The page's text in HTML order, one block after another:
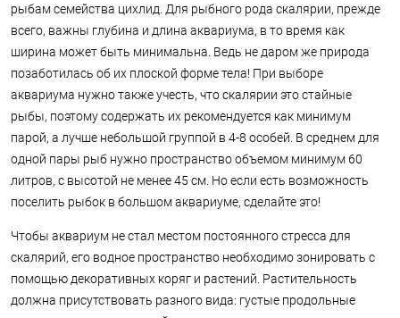
рыбам семейства цихлид. Для рыбного рода скалярии, прежде
всего, важны глубина и длина аквариума, в то время как
ширина может быть минимальна. Ведь не даром же природа
позаботилась об их плоской форме тела! При выборе
аквариума нужно также учесть, что скалярии это стайные
рыбы, поэтому содержать их рекомендуется как минимум
парой, а лучше небольшой группой в 4-8 особей. В среднем для
одной пары рыб нужно пространство объемом минимум 60
литров, с высотой не менее 45 см. Но если есть возможность
поселить рыбок в большом аквариуме, сделайте это!
Чтобы аквариум не стал местом постоянного стресса для
скалярий, его водное пространство необходимо зонировать с
помощью декоративных коряг и растений. Растительность
должна присутствовать разного вида: густые продольные